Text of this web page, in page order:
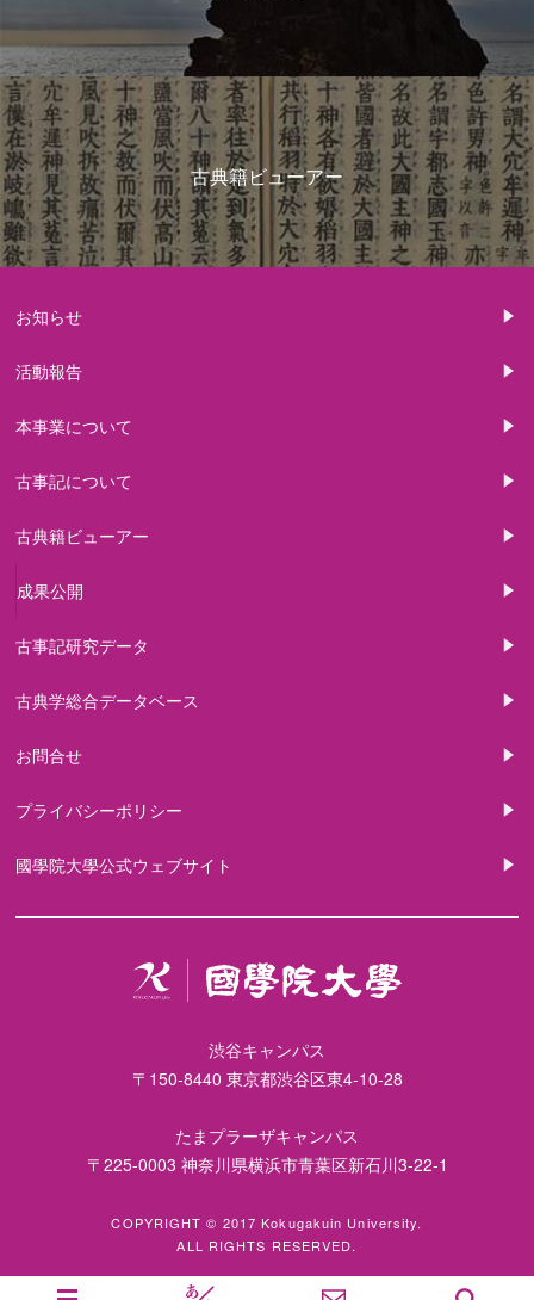
古典籍ビューアー
お知らせ
活動報告
本事業について
古事記について
古典籍ビューアー
成果公開
古事記研究データ
古典学総合データベース
お問合せ
プライバシーポリシー
國學院大學公式ウェブサイト
渋谷キャンパス
〒150-8440 東京都渋谷区東4-10-28
たまプラーザキャンパス
〒225-0003 神奈川県横浜市青葉区新石川3-22-1
COPYRIGHT © 2017 Kokugakuin University.
ALL RIGHTS RESERVED.